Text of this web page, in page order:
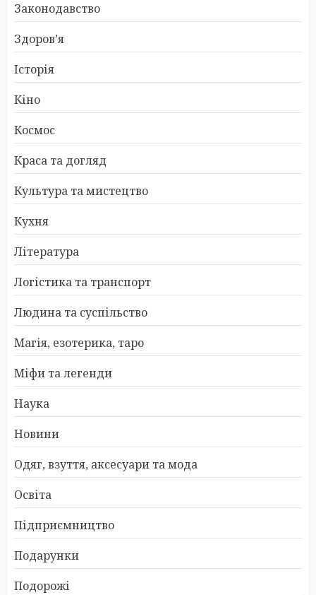
Законодавство
Здоров’я
Історія
Кіно
Космос
Краса та догляд
Культура та мистецтво
Кухня
Література
Логістика та транспорт
Людина та суспільство
Магія, езотерика, таро
Міфи та легенди
Наука
Новини
Одяг, взуття, аксесуари та мода
Освіта
Підприємництво
Подарунки
Подорожі